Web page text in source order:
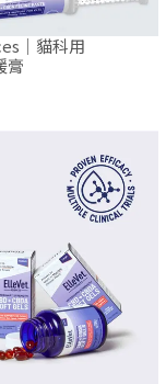
｜貓科用
膏